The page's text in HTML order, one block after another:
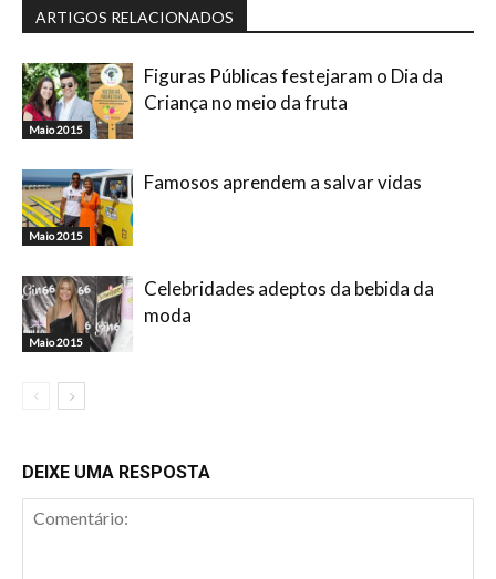
ARTIGOS RELACIONADOS
Maio 2015
Figuras Públicas festejaram o Dia da
Criança no meio da fruta
Maio 2015
Famosos aprendem a salvar vidas
Maio 2015
Celebridades adeptos da bebida da
moda
DEIXE UMA RESPOSTA